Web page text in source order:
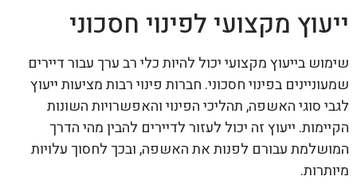
ייעוץ מקצועי לפינוי חסכוני
שימוש בייעוץ מקצועי יכול להיות כלי רב ערך עבור דיירים
שמעוניינים בפינוי חסכוני. חברות פינוי רבות מציעות ייעוץ
לגבי סוגי האשפה, תהליכי הפינוי והאפשרויות השונות
הקיימות. ייעוץ זה יכול לעזור לדיירים להבין מהי הדרך
המושלמת עבורם לפנות את האשפה, ובכך לחסוך עלויות
מיותרות.